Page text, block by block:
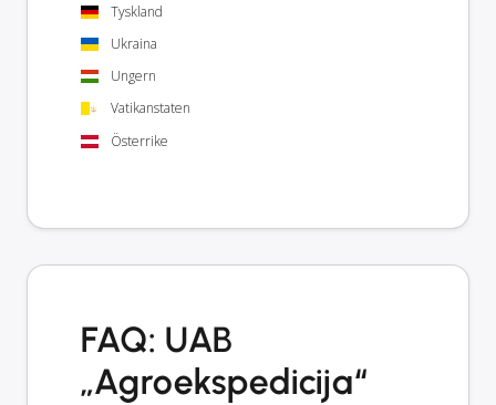
Tyskland
Ukraina
Ungern
Vatikanstaten
Österrike
FAQ: UAB
„Agroekspedicija“